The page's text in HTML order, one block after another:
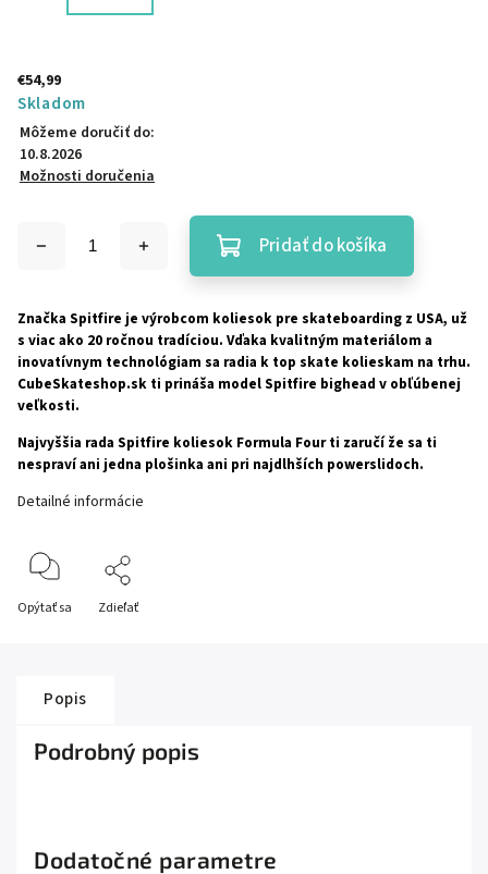
€54,99
Skladom
Môžeme doručiť do:
10.8.2026
Možnosti doručenia
Pridať do košíka
Značka Spitfire je výrobcom koliesok pre skateboarding z USA, už
s viac ako 20 ročnou tradíciou. Vďaka kvalitným materiálom a
inovatívnym technológiam sa radia k top skate kolieskam na trhu.
CubeSkateshop.sk ti prináša model Spitfire bighead v obľúbenej
veľkosti.
Najvyššia rada Spitfire koliesok Formula Four ti zaručí že sa ti
nespraví ani jedna plošinka ani pri najdlhších powerslidoch.
Detailné informácie
Opýtať sa Zdieľať
Popis
Podrobný popis
Dodatočné parametre